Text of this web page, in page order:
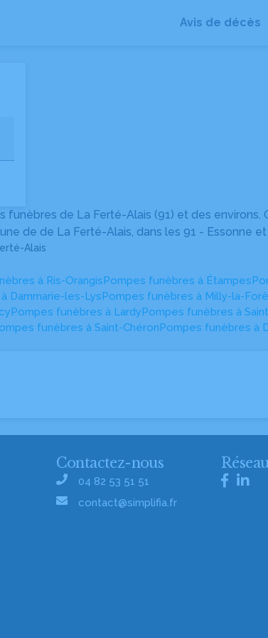
Avis de décès
de La Ferté-Alais (91) et des
de de La Ferté-Alais, dans les 91 - Essonne et
Alais
à Ris-OrangisPompes funèbres à Étampes
Dammarie-les-LysPompes funèbres à Milly-la-
Pompes funèbres à LardyPompes funèbres à
funèbres à Saint-ChéronPompes funèbres à
Contactez-nous
04 82 53 51 51
contact@simplifia.fr